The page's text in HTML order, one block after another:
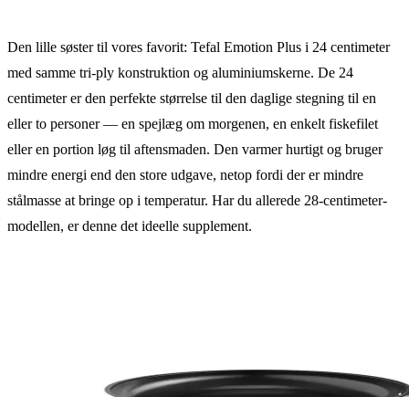
Den lille søster til vores favorit: Tefal Emotion Plus i 24 centimeter
med samme tri-ply konstruktion og aluminiumskerne. De 24
centimeter er den perfekte størrelse til den daglige stegning til en
eller to personer — en spejlæg om morgenen, en enkelt fiskefilet
eller en portion løg til aftensmaden. Den varmer hurtigt og bruger
mindre energi end den store udgave, netop fordi der er mindre
stålmasse at bringe op i temperatur. Har du allerede 28-centimeter-
modellen, er denne det ideelle supplement.